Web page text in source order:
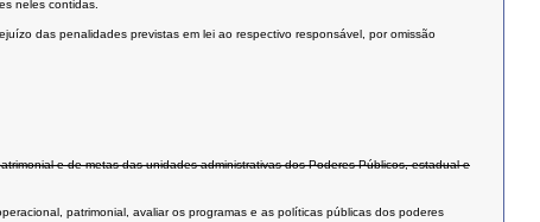
neles contidas.
das penalidades previstas em lei ao respectivo responsável, por omissão
e de metas das unidades administrativas dos Poderes Públicos, estadual e
patrimonial, avaliar os programas e as políticas públicas dos poderes